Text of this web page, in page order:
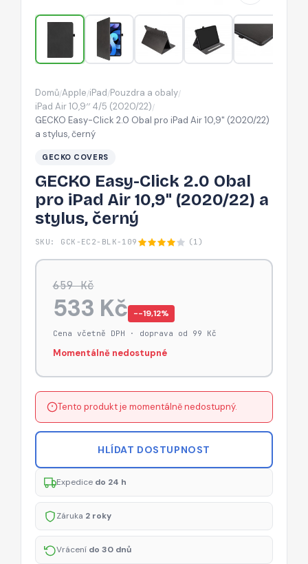
iPad
Air
10,9"
(2020/22)
stylus,
černý
Domů/Apple/iPad/Pouzdra a obaly/
iPad Air 10,9′′ 4/5 (2020/22)/
GECKO Easy-Click 2.0 Obal pro iPad Air 10,9" (2020/22)
a stylus, černý
GECKO COVERS
GECKO Easy-Click 2.0 Obal
pro iPad Air 10,9" (2020/22) a
stylus, černý
SKU: GCK-EC2-BLK-109 (1)
659 Kč
533 Kč −-19,12%
Cena včetně DPH · doprava od 99 Kč
Momentálně nedostupné
Tento produkt je momentálně nedostupný.
HLÍDAT DOSTUPNOST
Expedice do 24 h
Záruka 2 roky
Vrácení do 30 dnů